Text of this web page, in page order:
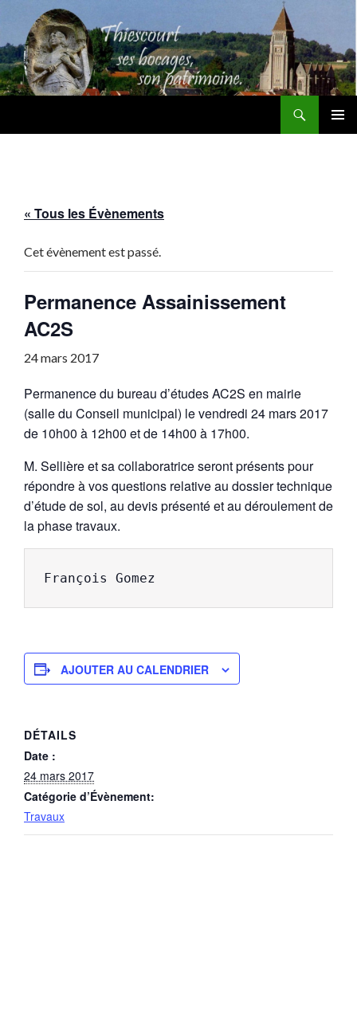
« Tous les Évènements
Cet évènement est passé.
Permanence Assainissement
AC2S
24 mars 2017
Permanence du bureau d’études AC2S en mairie
(salle du Conseil municipal) le vendredi 24 mars 2017
de 10h00 à 12h00 et de 14h00 à 17h00.
M. Sellière et sa collaboratrice seront présents pour
répondre à vos questions relative au dossier technique
d’étude de sol, au devis présenté et au déroulement de
la phase travaux.
François Gomez
AJOUTER AU CALENDRIER
DÉTAILS
Date :
24 mars 2017
Catégorie d’Évènement:
Travaux